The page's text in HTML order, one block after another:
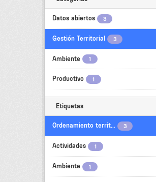
Datos abiertos 3
Gestión Territorial 3
Ambiente 1
Productivo 1
Etiquetas
Ordenamiento territ... 3
Actividades 1
Ambiente 1